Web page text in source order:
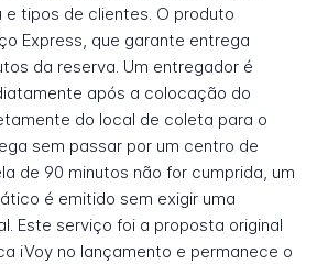
e tipos de clientes. O produto
Express, que garante entrega
da reserva. Um entregador é
após a colocação do
do local de coleta para o
sem passar por um centro de
de 90 minutos não for cumprida, um
é emitido sem exigir uma
Este serviço foi a proposta original
iVoy no lançamento e permanece o